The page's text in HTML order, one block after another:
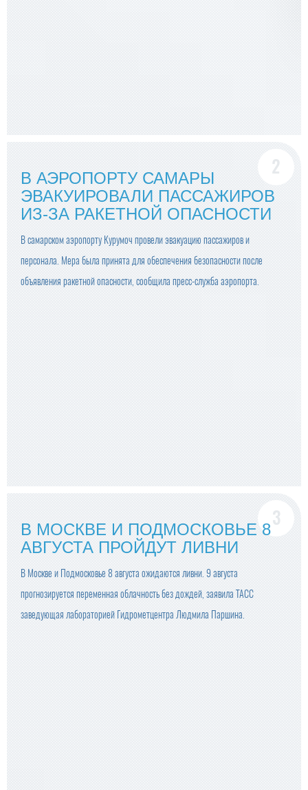
В АЭРОПОРТУ САМАРЫ
ЭВАКУИРОВАЛИ ПАССАЖИРОВ
ИЗ-ЗА РАКЕТНОЙ ОПАСНОСТИ
В самарском аэропорту Курумоч провели эвакуацию пассажиров и
персонала. Мера была принята для обеспечения безопасности после
объявления ракетной опасности, сообщила пресс-служба аэропорта.
В МОСКВЕ И ПОДМОСКОВЬЕ 8
АВГУСТА ПРОЙДУТ ЛИВНИ
В Москве и Подмосковье 8 августа ожидаются ливни. 9 августа
прогнозируется переменная облачность без дождей, заявила ТАСС
заведующая лабораторией Гидрометцентра Людмила Паршина.